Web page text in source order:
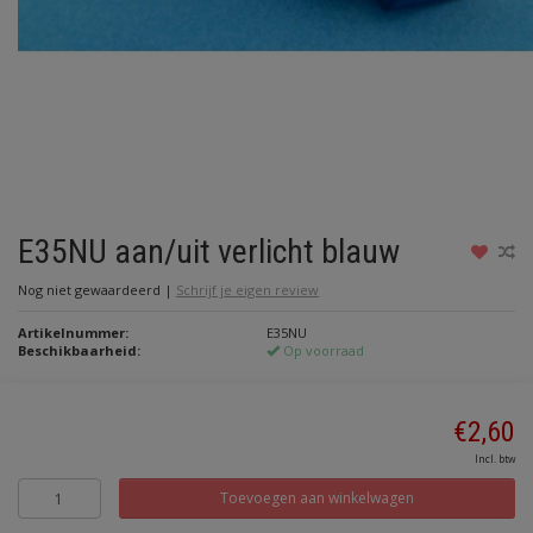
E35NU aan/uit verlicht blauw
Nog niet gewaardeerd | Schrijf je eigen review
Artikelnummer:
E35NU
Beschikbaarheid:
Op voorraad
€2,60
Incl. btw
Toevoegen aan winkelwagen